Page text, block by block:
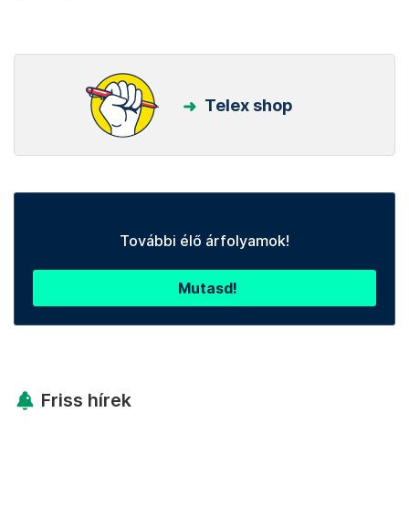
Telex shop
További élő árfolyamok!
Mutasd!
Friss hírek